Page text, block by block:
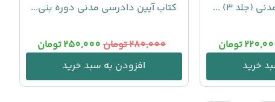
(جلد 3) ...
تومان
خرید
کتاب آیین دادرسی مدنی دوره بنی...
280,000تومان 250,000تومان
افزودن به سبد خرید